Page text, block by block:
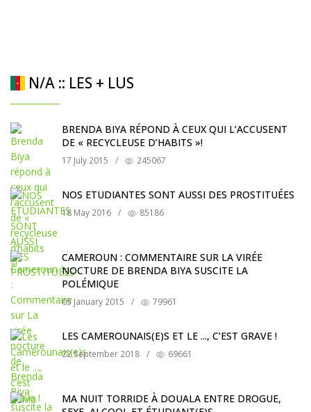
N/A :: LES + LUS
BRENDA BIYA RÉPOND À CEUX QUI L’ACCUSENT
DE « RECYCLEUSE D’HABITS »!
17 July 2015 / 245067
NOS ETUDIANTES SONT AUSSI DES PROSTITUÉES
18 May 2016 / 85186
CAMEROUN : COMMENTAIRE SUR LA VIRÉE
NOCTURE DE BRENDA BIYA SUSCITE LA
POLÉMIQUE
05 January 2015 / 79961
LES CAMEROUNAIS(E)S ET LE ..., C’EST GRAVE !
22 September 2018 / 69661
MA NUIT TORRIDE À DOUALA ENTRE DROGUE,